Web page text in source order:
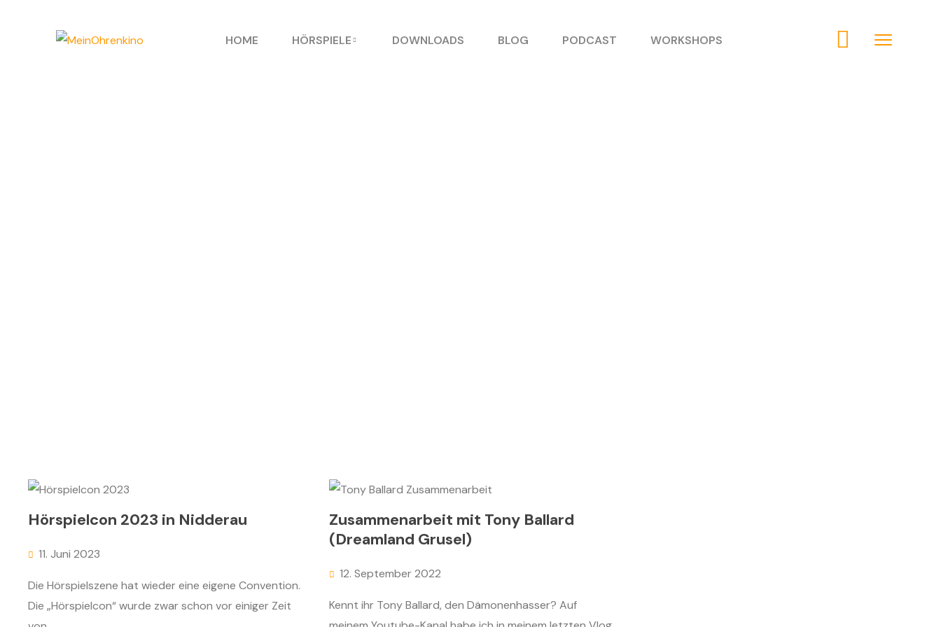
HOME HÖRSPIELE DOWNLOADS BLOG PODCAST WORKSHOPS
Hörspielcon 2023 in Nidderau
11. Juni 2023
Die Hörspielszene hat wieder eine eigene Convention.
Die „Hörspielcon“ wurde zwar schon vor einiger Zeit
Zusammenarbeit mit Tony Ballard
(Dreamland Grusel)
12. September 2022
Kennt ihr Tony Ballard, den Dämonenhasser? Auf